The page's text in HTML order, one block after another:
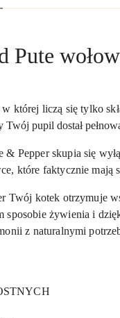
Pute
której liczą się tylko
pupil dostał
Pepper skupia się
które faktycznie mają
Twój kotek otrzymuje
sposobie żywienia i
z naturalnymi